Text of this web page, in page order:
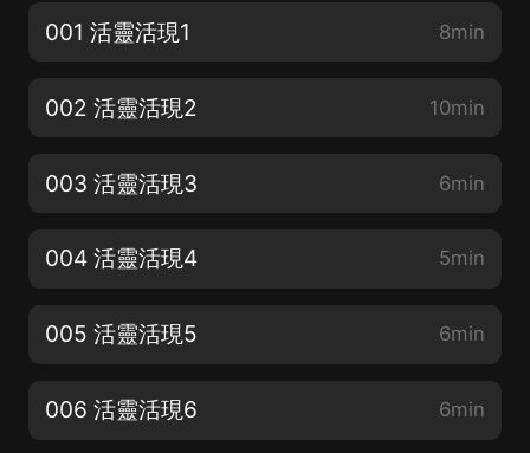
001 活靈活現1 8min
002 活靈活現2 10min
003 活靈活現3 6min
004 活靈活現4 5min
005 活靈活現5 6min
006 活靈活現6 6min